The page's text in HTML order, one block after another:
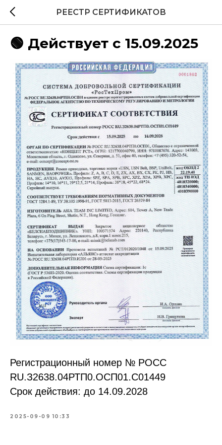
РЕЕСТР СЕРТИФИКАТОВ
🟢 Действует с 15.09.2025
Регистрационный номер № РОСС
RU.З2638.04РТП0.OCП01.С01449
Срок действия: до 14.09.2028
2025-09-09 10:33